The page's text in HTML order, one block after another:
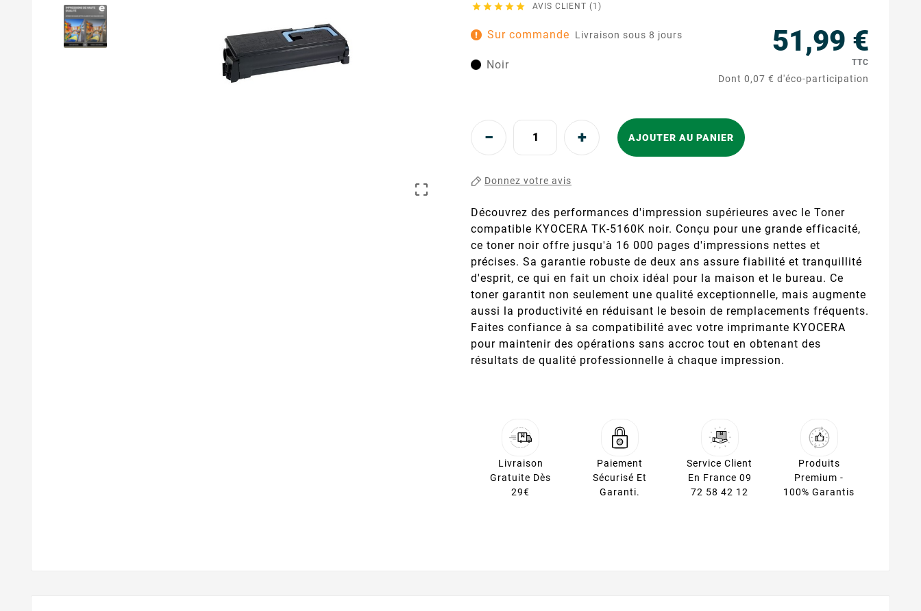

     AVIS CLIENT (1)
51,99 €
TTC
Dont 0,07 € d'éco-participation
Sur commande Livraison sous 8 jours
Noir
AJOUTER AU PANIER
Donnez votre avis
Découvrez des performances d'impression supérieures avec le Toner
compatible KYOCERA TK-5160K noir. Conçu pour une grande efficacité,
ce toner noir offre jusqu'à 16 000 pages d'impressions nettes et
précises. Sa garantie robuste de deux ans assure fiabilité et tranquillité
d'esprit, ce qui en fait un choix idéal pour la maison et le bureau. Ce
toner garantit non seulement une qualité exceptionnelle, mais augmente
aussi la productivité en réduisant le besoin de remplacements fréquents.
Faites confiance à sa compatibilité avec votre imprimante KYOCERA
pour maintenir des opérations sans accroc tout en obtenant des
résultats de qualité professionnelle à chaque impression.
Livraison
Gratuite Dès
29€
Paiement
Sécurisé Et
Garanti.
Service Client
En France 09
72 58 42 12
Produits
Premium -
100% Garantis